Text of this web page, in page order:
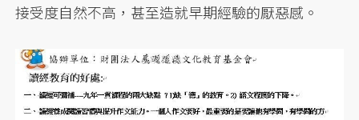
接受度自然不高，甚至造就早期經驗的厭惡感。